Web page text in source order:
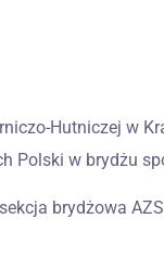
Hutniczej w
Polski w brydżu
brydżowa